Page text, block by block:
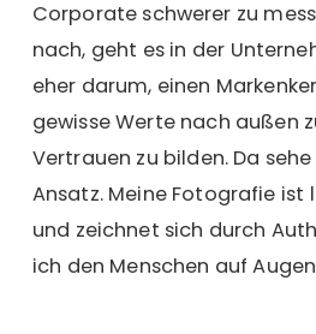
Corporate schwerer zu
nach, geht es in der
eher darum, einen
gewisse Werte nach außen
Vertrauen zu bilden. Da
Ansatz. Meine Fotografie
und zeichnet sich durch
ich den Menschen auf